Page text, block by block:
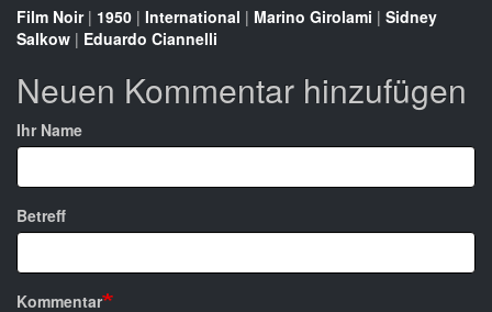
Film Noir| 1950 | International | Marino Girolami | Sidney
Salkow | Eduardo Ciannelli
Neuen Kommentar hinzufügen
Ihr Name
Betreff
Kommentar